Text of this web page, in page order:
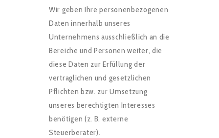
Wir geben Ihre personenbezogenen
Daten innerhalb unseres
Unternehmens ausschließlich an die
Bereiche und Personen weiter, die
diese Daten zur Erfüllung der
vertraglichen und gesetzlichen
Pflichten bzw. zur Umsetzung
unseres berechtigten Interesses
benötigen (z. B. externe
Steuerberater).